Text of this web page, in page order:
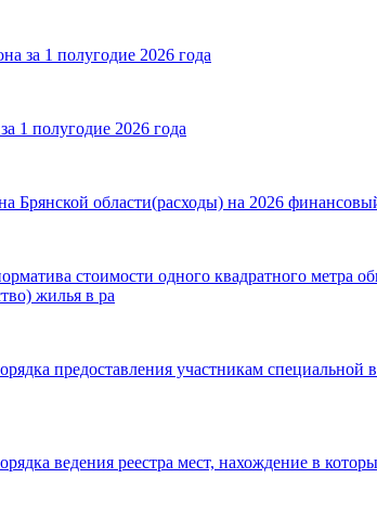
за 1 полугодие 2026 года
1 полугодие 2026 года
Брянской области(расходы) на 2026
стоимости одного квадратного
жилья в ра
предоставления участникам
ведения реестра мест, нахождение в